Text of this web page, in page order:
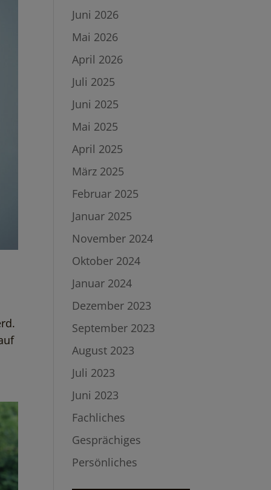
Juni 2026
Mai 2026
April 2026
Juli 2025
Juni 2025
Mai 2025
April 2025
März 2025
Februar 2025
Januar 2025
November 2024
Oktober 2024
Januar 2024
Dezember 2023
September 2023
August 2023
Juli 2023
Juni 2023
Fachliches
Gesprächiges
Persönliches